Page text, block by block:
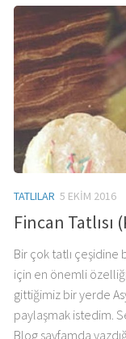
TATLILAR 5 EKIM 2016
Fincan Tatlısı
Bir çok tatlı
için en önemli özelliği
gittiğimiz bir yerde
paylaşmak istedim.
Blog sayfamda